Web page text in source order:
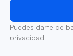
Puedes darte de
privacidad